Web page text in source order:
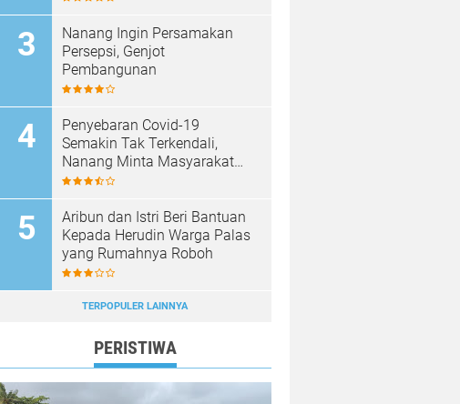
Nanang Ingin Persamakan
Persepsi, Genjot
Pembangunan
Penyebaran Covid-19
Semakin Tak Terkendali,
Nanang Minta Masyarakat
Patuhi Prokes
Aribun dan Istri Beri Bantuan
Kepada Herudin Warga Palas
yang Rumahnya Roboh
TERPOPULER LAINNYA
PERISTIWA